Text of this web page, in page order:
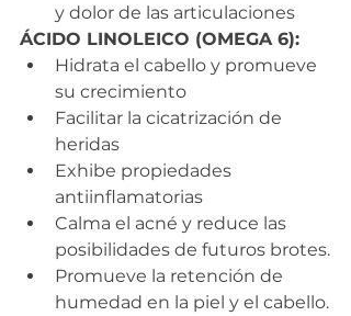
y dolor de las articulaciones
ÁCIDO LINOLEICO (OMEGA 6):
Hidrata el cabello y promueve
su crecimiento
Facilitar la cicatrización de
heridas
Exhibe propiedades
antiinflamatorias
Calma el acné y reduce las
posibilidades de futuros brotes.
Promueve la retención de
humedad en la piel y el cabello.